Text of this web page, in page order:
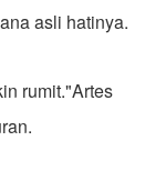
asli hatinya.
rumit."Artes